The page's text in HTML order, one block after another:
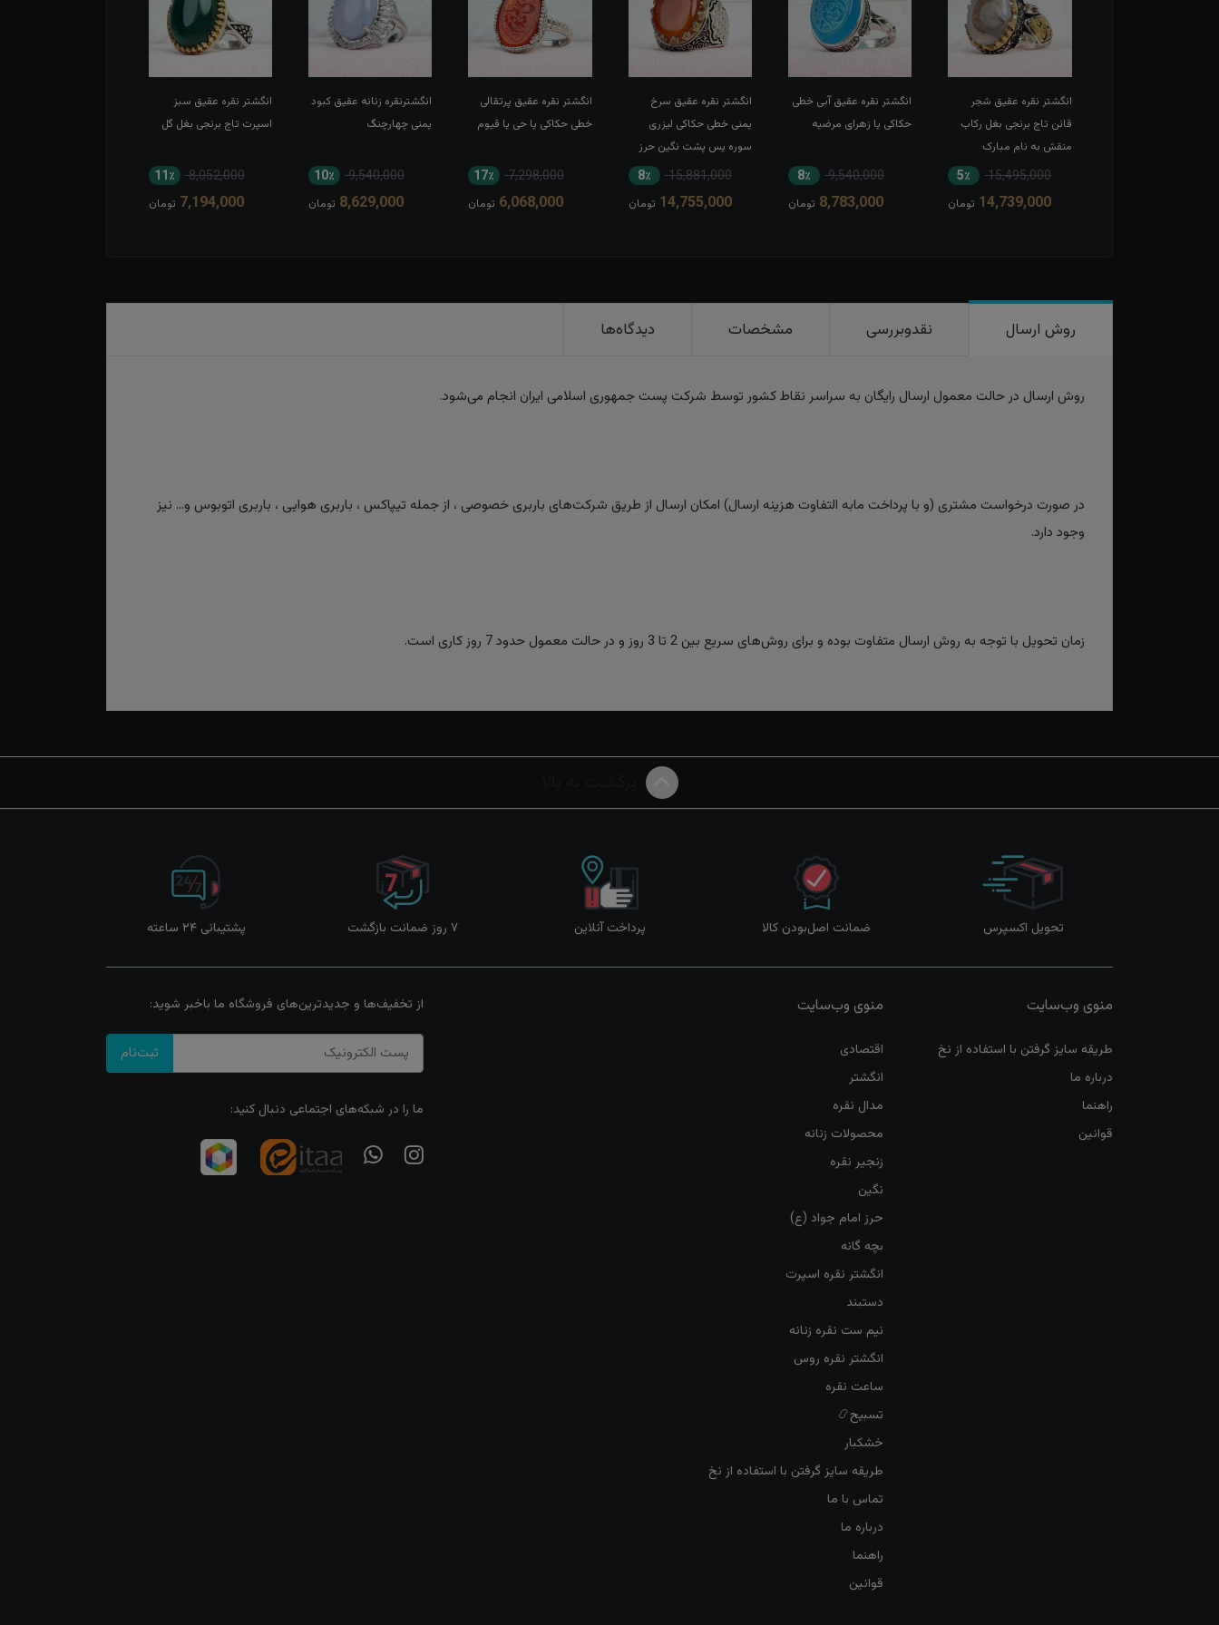
انگشتر نقره عقیق شجر
قائن تاج برنجی بغل رکاب
منقش به نام مبارک
امیرالمومنین
15,495,000 5٪
14,739,000 تومان
انگشتر نقره عقیق آبی خطی
حکاکی یا زهرای مرضیه
9,540,000 8٪
8,783,000 تومان
انگشتر نقره عقیق سرخ
یمنی خطی حکاکی لیزری
سوره یس پشت نگین حرز
کبیر امام جواد(ع) رکاب تاج
برنجی بغل طرح ضریح
15,881,000 8٪
14,755,000 تومان
انگشتر نقره عقیق پرتقالی
خطی حکاکی یا حی یا قیوم
7,298,000 17٪
6,068,000 تومان
انگشترنقره زنانه عقیق کبود
یمنی چهارچنگ
9,540,000 10٪
8,629,000 تومان
انگشتر نقره عقیق سبز
اسپرت تاج برنجی بغل گل
8,052,000 11٪
7,194,000 تومان
روش ارسال نقدوبررسی مشخصات دیدگاه‌ها
روش ارسال در حالت معمول ارسال رایگان به سراسر نقاط کشور توسط شرکت پست جمهوری اسلامی ایران انجام می‌شود.
در صورت درخواست مشتری (و با پرداخت مابه التفاوت هزینه ارسال) امکان ارسال از طریق شرکت‌های باربری خصوصی ، از جمله تیپاکس ، باربری هوایی ، باربری اتوبوس و... نیز
وجود دارد.
زمان تحویل با توجه به روش ارسال متفاوت بوده و برای روش‌های سریع بین 2 تا 3 روز و در حالت معمول حدود 7 روز کاری است.
تحویل اکسپرس ضمانت اصل‌بودن کالا پرداخت آنلاین ۷ روز ضمانت بازگشت پشتیبانی ۲۴ ساعته
منوی وب‌سایت
طریقه سایز گرفتن با استفاده از نخ
درباره ما
راهنما
قوانین
منوی وب‌سایت
اقتصادی
انگشتر
مدال نقره
محصولات زنانه
زنجیر نقره
نگین
حرز امام جواد (ع)
بچه گانه
انگشتر نقره اسپرت
دستبند
نیم ست نقره زنانه
انگشتر نقره روس
ساعت نقره
تسبیح📿
خشکبار
طریقه سایز گرفتن با استفاده از نخ
تماس با ما
درباره ما
راهنما
قوانین
از تخفیف‌ها و جدیدترین‌های فروشگاه ما باخبر شوید:
ثبت‌نام
ما را در شبکه‌های اجتماعی دنبال کنید: